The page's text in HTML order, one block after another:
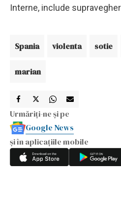
Interne, include
Spania violenta sotie
marian
Urmăriți-ne și pe
Google News
și în aplicațiile mobile